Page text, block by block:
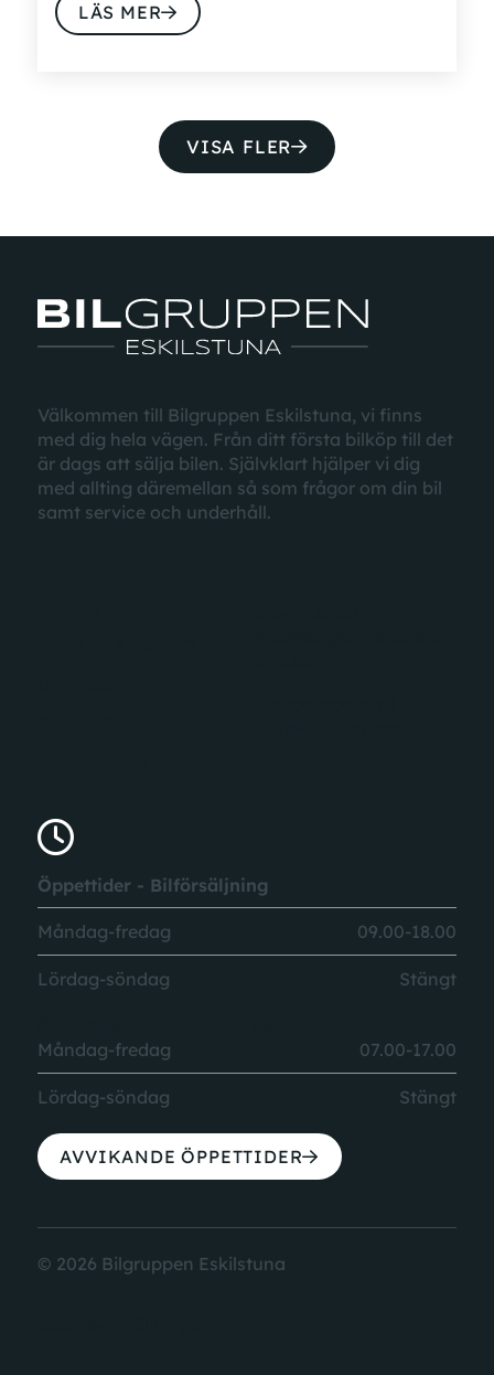
LÄS MER
VISA FLER
Välkommen till Bilgruppen Eskilstuna, vi finns
med dig hela vägen. Från ditt första bilköp till det
är dags att sälja bilen. Självklart hjälper vi dig
med allting däremellan så som frågorom din bil
samt serviceoch underhåll.
Öppettider - Bilförsäljning
Måndag-fredag 09.00-18.00
Lördag-söndag Stängt
Måndag-fredag
07.00-17.00
Lördag-söndag Stängt
AVVIKANDE ÖPPETTIDER
© 2026 Bilgruppen Eskilstuna